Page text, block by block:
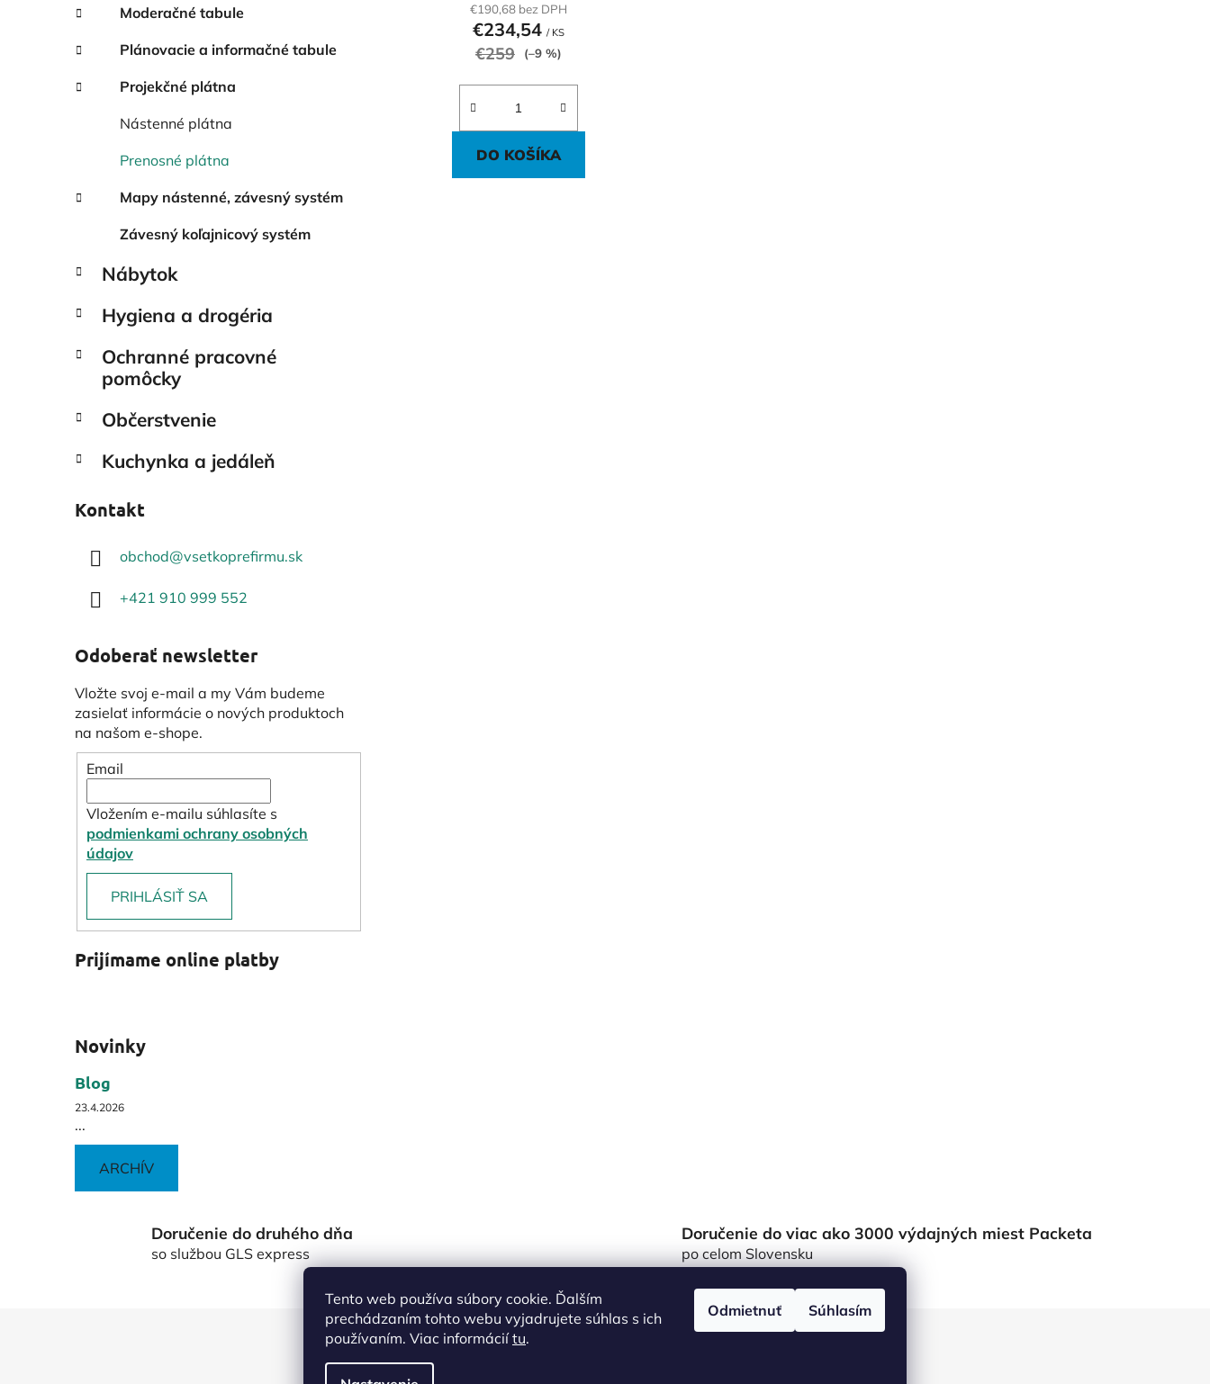
Tento web používa súbory cookie. Ďalším
prechádzaním tohto webu vyjadrujete súhlas s ich
používaním. Viac informáciítu.
Odmietnuť Súhlasím
Moderačné tabule
Plánovacie a informačné tabule
Projekčné plátna
Nástenné plátna
Prenosné plátna
Mapy nástenné, závesný systém
Závesný koľajnicový systém
Nábytok
Hygiena a drogéria
Ochranné pracovné
pomôcky
Občerstvenie
Kuchynka a jedáleň
Kontakt
obchod@vsetkoprefirmu.sk
+421 910 999 552
Odoberať newsletter
Vložte svoj e-mail a my Vám budeme
zasielať informácie o nových produktoch
na našom e-shope.
Email
Vložením e-mailu súhlasíte s
podmienkami ochrany osobných
údajov
PRIHLÁSIŤ SA
Prijímame online platby
Novinky
Blog
23.4.2026
...
ARCHÍV
€190,68 bez DPH
€234,54 / KS
€259 (–9 %)
DO KOŠÍKA
Doručenie do druhého dňa
so službou GLS express
Doručenie do viac ako 3000 výdajných miest Packeta
po celom Slovensku